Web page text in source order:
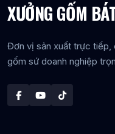
XƯỞNG GỐM
Đơn vị sản xuất trực tiếp,
gốm sứ doanh nghiệp